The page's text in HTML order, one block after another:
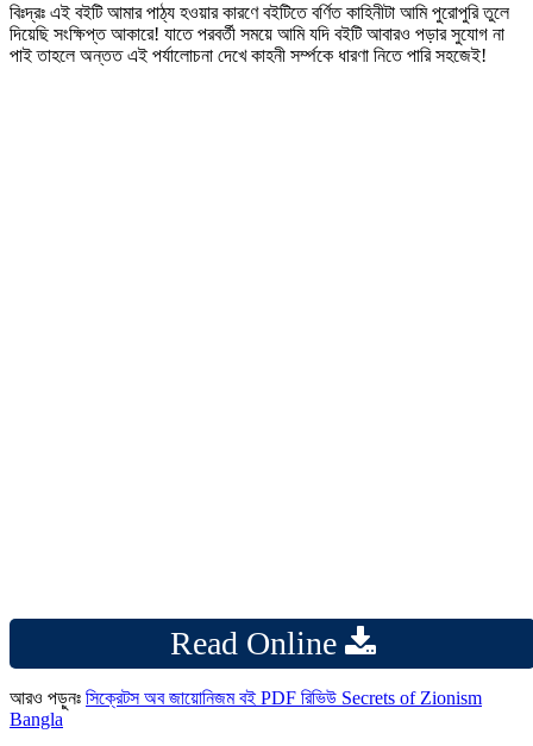
বিঃদ্রঃ এই বইটি আমার পাঠ্য হওয়ার কারণে বইটিতে বর্ণিত কাহিনীটা আমি পুরোপুরি তুলে
দিয়েছি সংক্ষিপ্ত আকারে! যাতে পরবর্তী সময়ে আমি যদি বইটি আবারও পড়ার সুযোগ না
পাই তাহলে অন্তত এই পর্যালোচনা দেখে কাহনী সর্ম্পকে ধারণা নিতে পারি সহজেই!
Read Online
আরও পড়ুনঃ সিক্রেটস অব জায়োনিজম বই PDF রিভিউ Secrets of Zionism
Bangla